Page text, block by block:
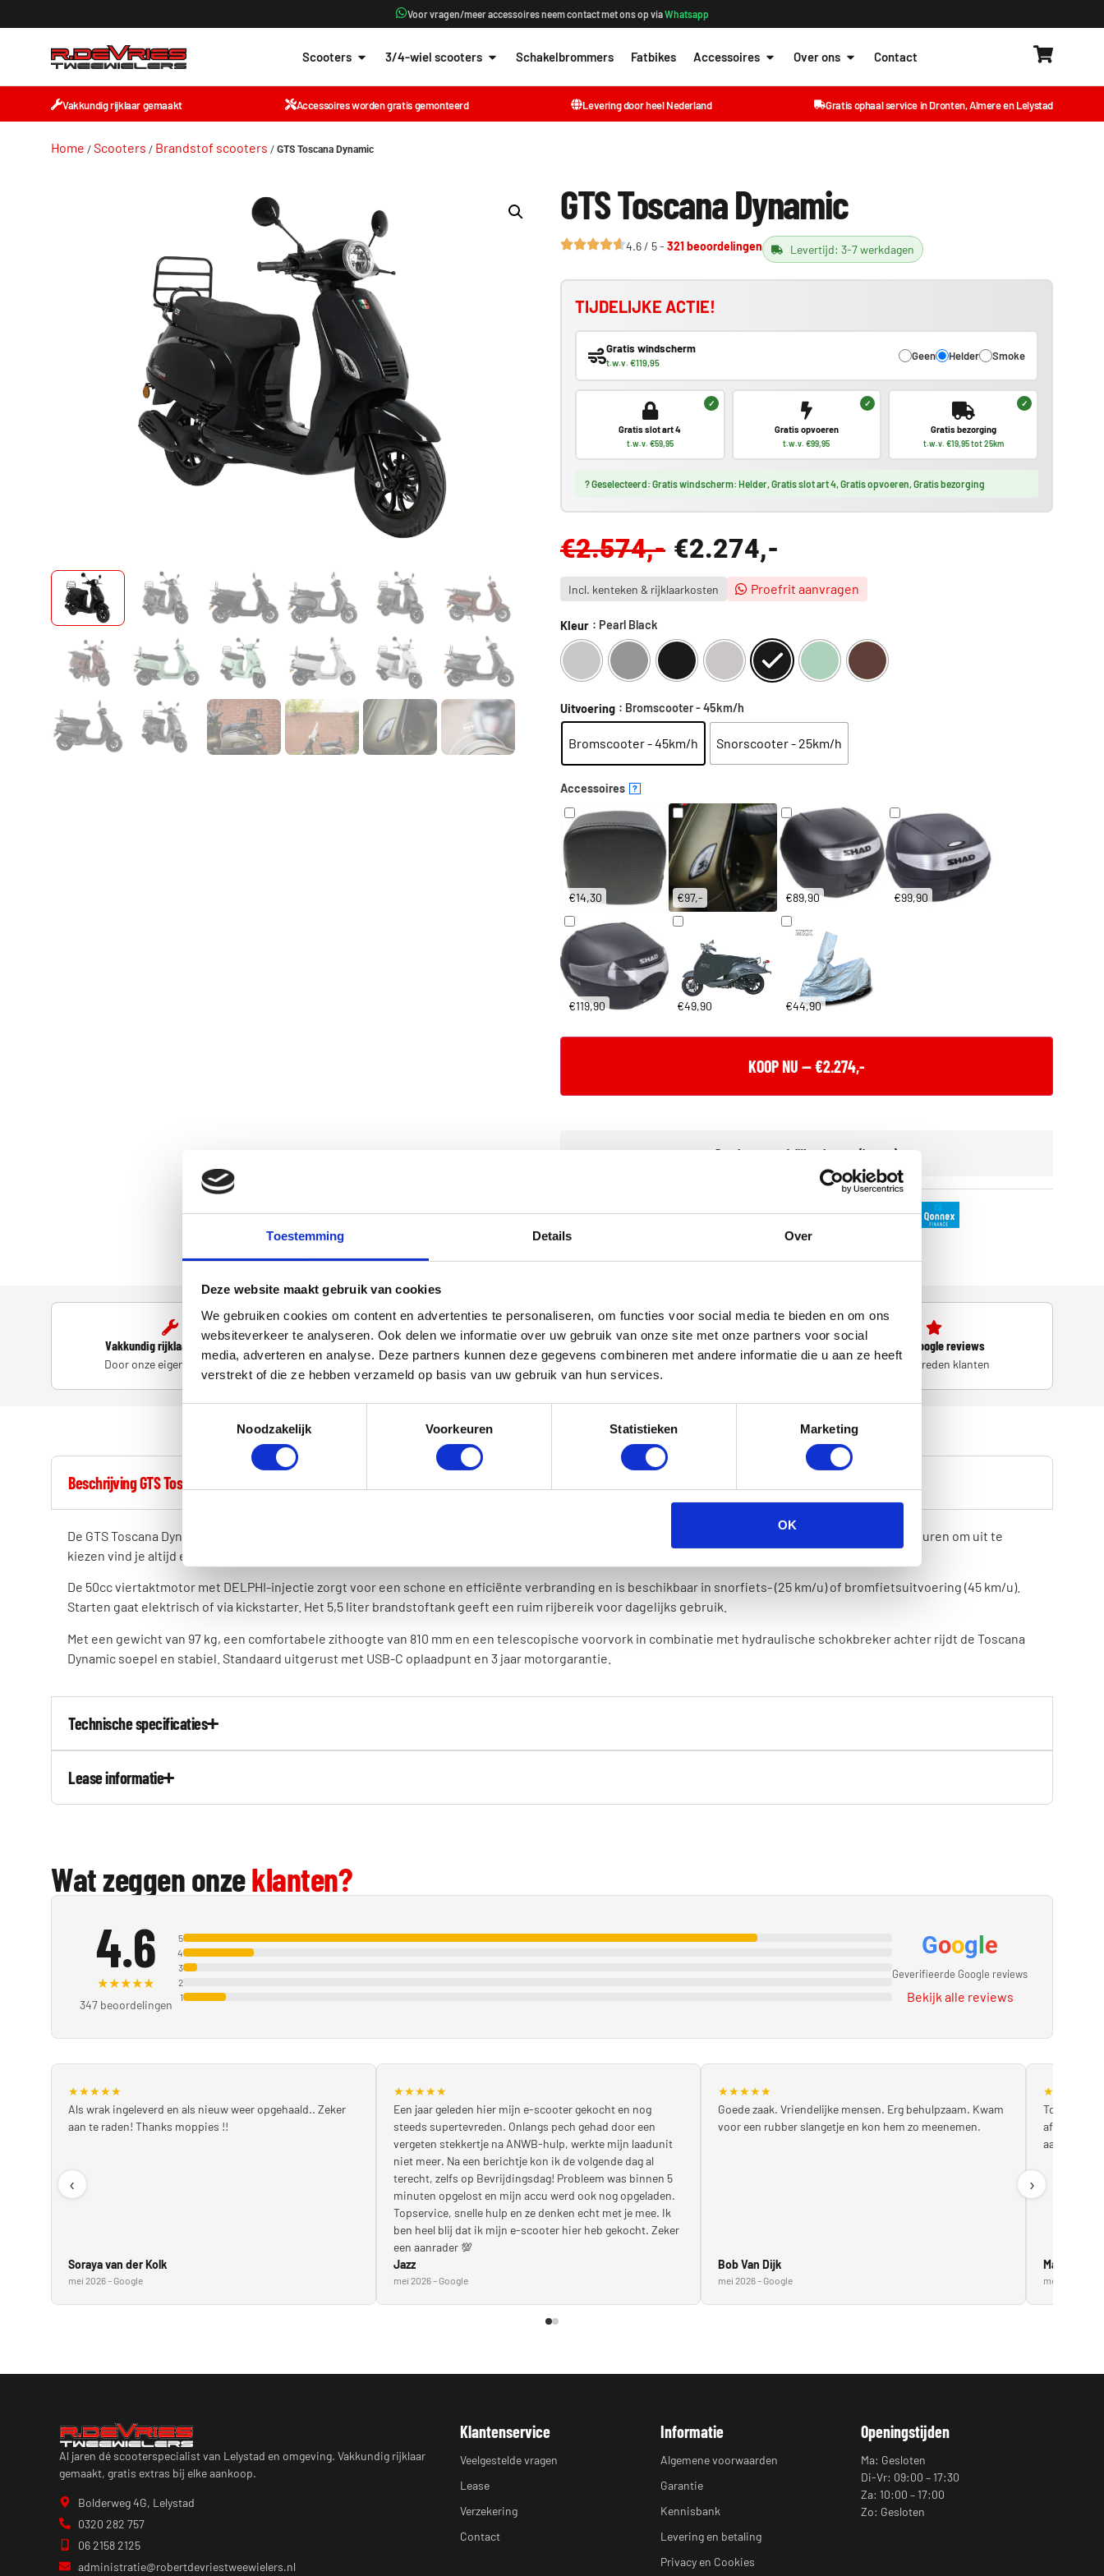
Toestemming Details Over
Deze website maakt gebruik van cookies
We gebruiken cookies om content en advertenties te personaliseren, om functies voor social media te bieden en om ons
websiteverkeer te analyseren. Ook delen we informatie over uw gebruik van onze site met onze partners voor social
media, adverteren en analyse. Deze partners kunnen deze gegevens combineren met andere informatie die u aan ze heeft
verstrekt of die ze hebben verzameld op basis van uw gebruik van hun services.
Noodzakelijk
Voorkeuren Statistieken Marketing
OK
Voor vragen/meer accessoires neem contact met ons op viaWhatsapp
Scooters 3/4-wiel scooters Schakelbrommers Fatbikes Accessoires Over ons Contact
Vakkundig rijklaar gemaakt Accessoires worden gratis gemonteerd Levering door heel Nederland Gratis ophaal service in Dronten, Almere en Lelystad
Home / Scooters / Brandstof scooters / GTS Toscana Dynamic
GTS Toscana Dynamic
4.6 / 5 - 321 beoordelingen Levertijd: 3-7 werkdagen
TIJDELIJKE ACTIE!
Gratis windscherm
t.w.v. €119,95
Geen Helder Smoke
✓
Gratis slot art 4
t.w.v. €59,95
✓
Gratis opvoeren
t.w.v. €99,95
✓
Gratis bezorging
t.w.v. €19,95tot 25km
? Geselecteerd: Gratis windscherm: Helder, Gratis slot art 4, Gratis opvoeren, Gratis bezorging
€2.574,- €2.274,-
Incl. kenteken & rijklaarkosten Proefrit aanvragen
Kleur : Pearl Black
Uitvoering : Bromscooter - 45km/h
Bromscooter - 45km/h Snorscooter - 25km/h
Accessoires ?
€14,30 €97,- €89,90 €99,90
€119,90 €49,90 €44,90
KOOP NU — €2.274,-
Bereken maandelijkse kosten (leasen)
Vakkundig rijklaar gemaakt
Door onze eigen monteurs
Accessoires worden gratis gemonteerd
Door onze eigen monteurs
Gratis bezorging
Tot 25km vanaf Lelystad
4.6/5 Google reviews
300+ tevreden klanten
Beschrijving GTS Toscana Dynamic
De GTS Toscana Dynamic is een klassieke 50cc benzinescooter met een eigentijds design en een indrukwekkend kleurenaanbod. Met maar liefst 7 kleuren om uit te
kiezen vind je altijd een uitvoering die bij je past: carbon black, black pearl, lava grey, mat corris grey, borasco grey, retro green en sedona red.
De 50cc viertaktmotor met DELPHI-injectie zorgt voor een schone en efficiënte verbranding en is beschikbaar in snorfiets- (25 km/u) of bromfietsuitvoering (45 km/u).
Starten gaat elektrisch of via kickstarter. Het 5,5 liter brandstoftank geeft een ruim rijbereik voor dagelijks gebruik.
Met een gewicht van 97 kg, een comfortabele zithoogte van 810 mm en een telescopische voorvork in combinatie met hydraulische schokbreker achter rijdt de Toscana
Dynamic soepel en stabiel. Standaard uitgerust met USB-C oplaadpunt en 3 jaar motorgarantie.
Technische specificaties
Lease informatie
Wat zeggen onzeklanten?
4.6
★★★★★
347 beoordelingen
5
4
3
2
1
Google
Geverifieerde Google reviews
Bekijk alle reviews
‹
★★★★★
Als wrak ingeleverd en als nieuw weer opgehaald.. Zeker
aan te raden! Thanks moppies !!
Soraya van der Kolk
mei 2026 – Google
★★★★★
Een jaar geleden hier mijn e-scooter gekocht en nog
steeds supertevreden. Onlangs pech gehad door een
vergeten stekkertje na ANWB-hulp, werkte mijn laadunit
niet meer. Na een berichtje kon ik de volgende dag al
terecht, zelfs op Bevrijdingsdag! Probleem was binnen 5
minuten opgelost en mijn accu werd ook nog opgeladen.
Topservice, snelle hulp en ze denken echt met je mee. Ik
ben heel blij dat ik mijn e-scooter hier heb gekocht. Zeker
een aanrader 💯
Jazz
mei 2026 – Google
★★★★★
Goede zaak. Vriendelijke mensen. Erg behulpzaam. Kwam
voor een rubber slangetje en kon hem zo meenemen.
Bob Van Dijk
mei 2026 – Google
★
Topservice!
afspraak.
aanrader!
Marcin
mei 2026 –
›
Al jaren dé scooterspecialist van Lelystad en omgeving. Vakkundig rijklaar
gemaakt, gratis extras bij elke aankoop.
Bolderweg 4G, Lelystad
0320 282 757
06 2158 2125
administratie@robertdevriestweewielers.nl
Klantenservice
Veelgestelde vragen
Lease
Verzekering
Contact
Informatie
Algemene voorwaarden
Garantie
Kennisbank
Levering en betaling
Privacy en Cookies
Openingstijden
Ma: Gesloten
Di-Vr: 09:00 – 17:30
Za: 10:00 – 17:00
Zo: Gesloten